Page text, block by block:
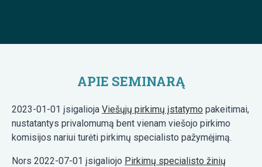
APIE SEMINARĄ
2023-01-01 įsigalioja Viešųjų pirkimų įstatymo pakeitimai,
nustatantys privalomumą bent vienam viešojo pirkimo
komisijos nariui turėti pirkimų specialisto pažymėjimą.
Nors 2022-07-01 įsigaliojo Pirkimų specialisto žinių